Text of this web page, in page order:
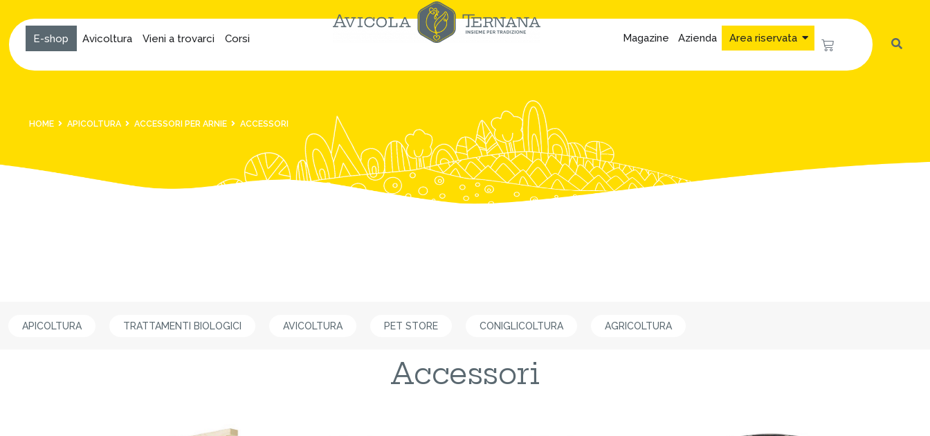
E-shop Avicoltura Vieni a trovarci Corsi Magazine Azienda Area riservata
HOME APICOLTURA ACCESSORI PER ARNIE ACCESSORI
APICOLTURA TRATTAMENTI BIOLOGICI AVICOLTURA PET STORE CONIGLICOLTURA AGRICOLTURA
Accessori